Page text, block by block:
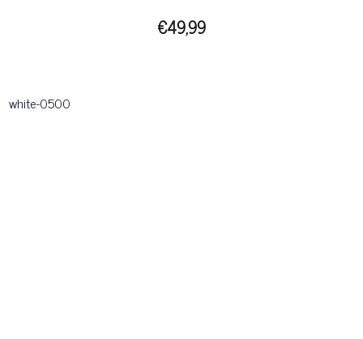
€49,99
white-0500